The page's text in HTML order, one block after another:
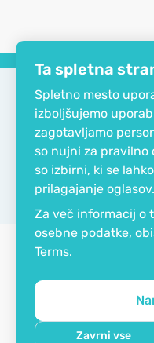
Ta spletna
Spletno mesto
izboljšujemo
zagotavljamo
so nujni za pravilno
so izbirni, ki se
prilagajanje oglasov.
Za več informacij o
osebne podatke,
Terms.
Zavrni vse
Podjetje
EKO certifikat
Kontakt
O podjetju
Copyright © 2012 -